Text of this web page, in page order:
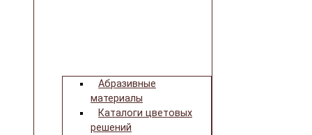
Абразивные
материалы
Каталоги цветовых
решений